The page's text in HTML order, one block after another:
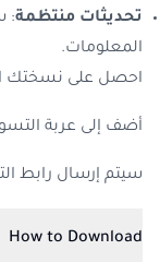
تحديثات منتظمة:
المعلومات.
احصل على نسختك
أضف إلى عربة
سيتم إرسال رابط
How to Download